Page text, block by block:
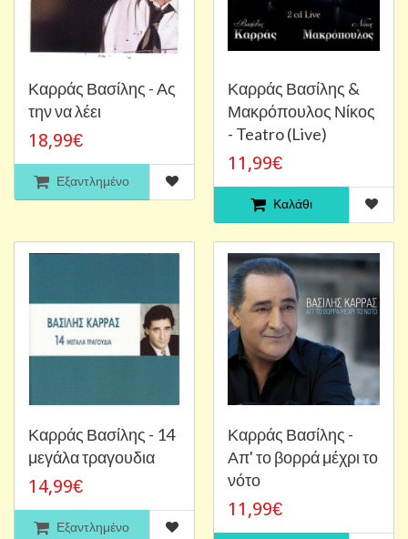
Καρράς Βασίλης - Ας
την να λέει
18,99€
Εξαντλημένο
Καρράς Βασίλης &
Μακρόπουλος Νίκος
- Teatro (Live)
11,99€
Καλάθι
Καρράς Βασίλης - 14
μεγάλα τραγουδια
14,99€
Εξαντλημένο
Καρράς Βασίλης -
Απ' το βορρά μέχρι το
νότο
11,99€